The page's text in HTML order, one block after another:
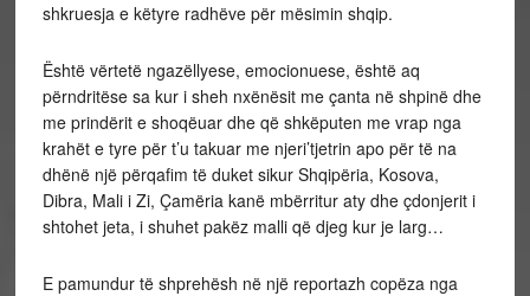
shkruesja e këtyre radhëve për mësimin shqip.
Është vërtetë ngazëllyese, emocionuese, është aq
përndritëse sa kur i sheh nxënësit me çanta në shpinë dhe
me prindërit e shoqëuar dhe që shkëputen me vrap nga
krahët e tyre për t’u takuar me njeri’tjetrin apo për të na
dhënë një përqafim të duket sikur Shqipëria, Kosova,
Dibra, Mali i Zi, Çamëria kanë mbërritur aty dhe çdonjerit i
shtohet jeta, i shuhet pakëz malli që djeg kur je larg…
E pamundur të shprehësh në një reportazh copëza nga